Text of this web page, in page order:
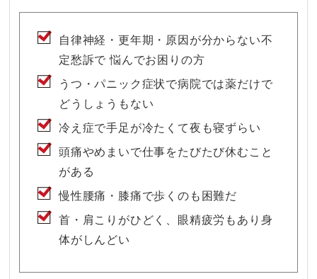
自律神経・更年期・原因が分からない不
定愁訴で 悩んでお困りの方
うつ・パニック症状で病院では薬だけで
どうしょうもない
冷え症で手足が冷たくて夜も寝ずらい
頭痛やめまいで仕事をたびたび休むこと
がある
慢性腰痛・膝痛で歩くのも困難だ
首・肩こりがひどく、眼精疲労もあり身
体がしんどい